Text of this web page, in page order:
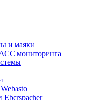
и маяки
мониторинга